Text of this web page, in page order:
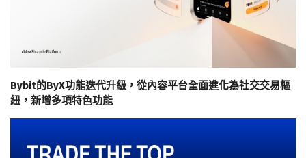
Bybit的ByX功能迭代升級，從內容平台全面進化為社交交易樞
紐，新增多項特色功能